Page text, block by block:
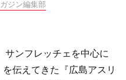
ジン編集部
ンフレッチェを中心に
伝えてきた『広島アスリ